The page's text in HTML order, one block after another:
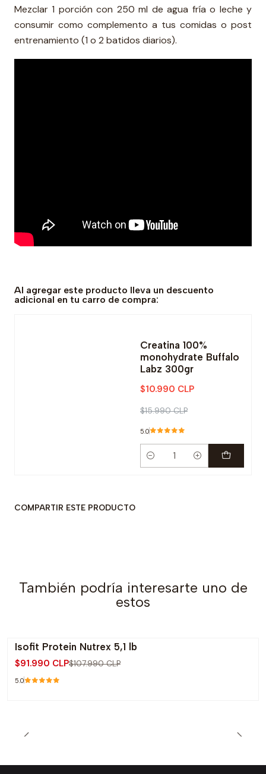
Mezclar 1 porción con 250 ml de agua fría o leche y
consumir como complemento a tus comidas o post
entrenamiento (1 o 2 batidos diarios).
Al agregar este producto lleva un descuento
adicional en tu carro de compra:
Creatina 100%
monohydrate Buffalo
Labz 300gr
$10.990 CLP
$15.990 CLP
5.0
Cantidad
COMPARTIR ESTE PRODUCTO
También podría interesarte uno de
estos
-15% OFF
Isofit Protein Nutrex 5,1 lb
$91.990 CLP$107.990 CLP
5.0